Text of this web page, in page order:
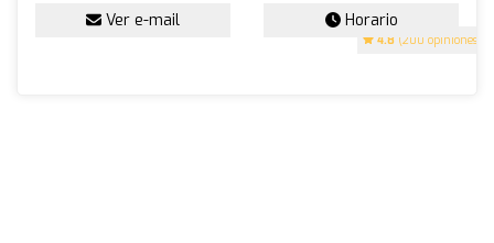
4.8 (200 opiniones)
Ver e-mail Horario